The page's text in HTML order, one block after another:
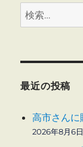
書
を
開
検
索:
最近の投稿
高市さんに
2026年8月6